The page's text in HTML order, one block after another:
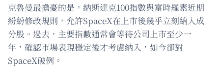
克魯曼最擔憂的是，納斯達克100指數與富時羅素近期
紛紛修改規則，允許SpaceX在上市後幾乎立刻納入成
分股。過去，主要指數通常會等待公司上市至少一
年，確認市場表現穩定後才考慮納入，如今卻對
SpaceX破例。